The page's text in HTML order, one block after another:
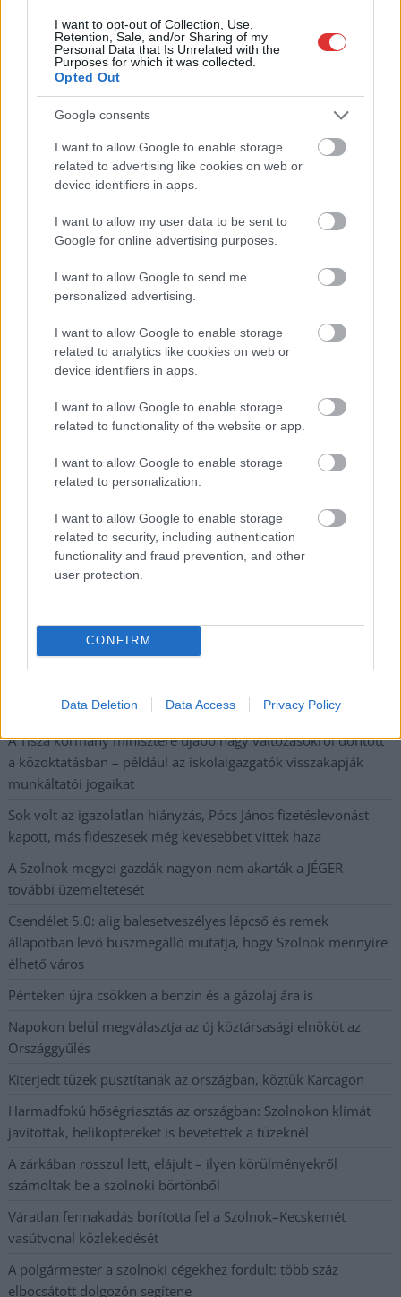
I want to opt-out of Collection, Use,
Retention, Sale, and/or Sharing of my
Personal Data that Is Unrelated with the
Purposes for which it was collected.
Opted Out
Google consents
I want to allow Google to enable storage
related to advertising like cookies on web or
device identifiers in apps.
I want to allow my user data to be sent to
Google for online advertising purposes.
I want to allow Google to send me
personalized advertising.
I want to allow Google to enable storage
related to analytics like cookies on web or
device identifiers in apps.
I want to allow Google to enable storage
related to functionality of the website or app.
I want to allow Google to enable storage
related to personalization.
I want to allow Google to enable storage
related to security, including authentication
functionality and fraud prevention, and other
user protection.
CONFIRM
Data Deletion Data Access Privacy Policy
Hírlevél feliratkozás
meg e-mail címét:
Megismertem és elfogadom a
Nem szeretne lemaradni semmiről? Csak egy kattintás, és hírlevelünk a
legfrissebb információkkal és exkluzív tartalmakkal hétről hétre
A SZOL24 legfrissebb 24 cikke
Az idei év leglassabb növekedését hozta a június a
kiskereskedelemben
Györfi Mihály több tucat vállalkozással egyeztetett a
41 fok fölé forrósodott az ország, Szolnokon pedig egy másik
rekord is megdőlt
A Tisza kormány minisztere újabb nagy változásokról döntött
a közoktatásban – például az iskolaigazgatók visszakapják
munkáltatói jogaikat
Sok volt az igazolatlan hiányzás, Pócs János fizetéslevonást
kapott, más fideszesek még kevesebbet vittek haza
A Szolnok megyei gazdák nagyon nem akarták a JÉGER
további üzemeltetését
Csendélet 5.0: alig balesetveszélyes lépcső és remek
állapotban levő buszmegálló mutatja, hogy Szolnok mennyire
élhető város
Pénteken újra csökken a benzin és a gázolaj ára is
Napokon belül megválasztja az új köztársasági elnököt az
Országgyűlés
Kiterjedt tüzek pusztítanak az országban, köztük Karcagon
Harmadfokú hőségriasztás az országban: Szolnokon klímát
javítottak, helikoptereket is bevetettek a tüzeknél
A zárkában rosszul lett, elájult – ilyen körülményekről
számoltak be a szolnoki börtönből
Váratlan fennakadás borította fel a Szolnok–Kecskemét
vasútvonal közlekedését
A polgármester a szolnoki cégekhez fordult: több száz
elbocsátott dolgozón segítene